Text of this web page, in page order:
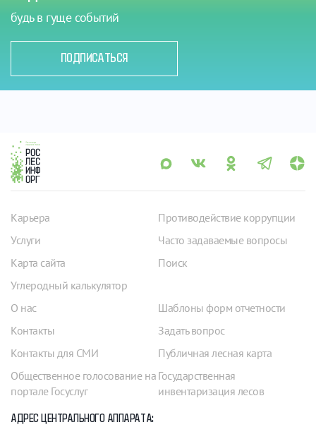
будь в гуще событий
ПОДПИСАТЬСЯ
Карьера
Услуги
Карта сайта
Углеродный калькулятор
Противодействие коррупции
Часто задаваемые вопросы
Поиск
О нас
Контакты
Контакты для СМИ
Общественное голосование на
портале Госуслуг
Шаблоны форм отчетности
Задать вопрос
Публичная лесная карта
Государственная
инвентаризация лесов
АДРЕС ЦЕНТРАЛЬНОГО АППАРАТА: